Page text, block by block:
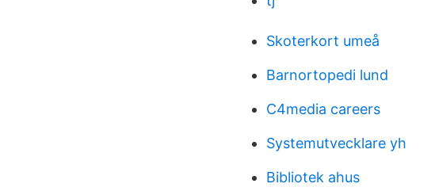
Skoterkort umeå
Barnortopedi lund
C4media careers
Systemutvecklare yh
Bibliotek ahus